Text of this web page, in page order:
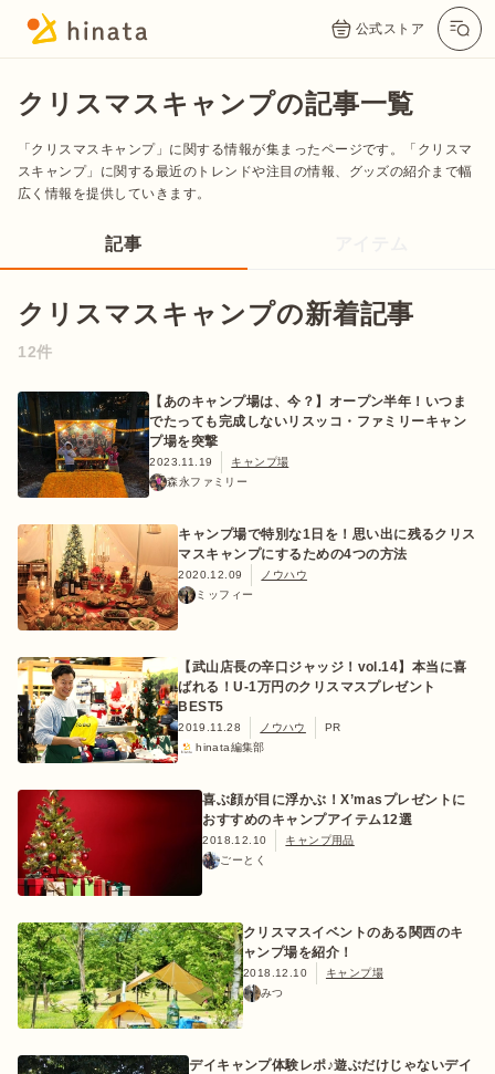
公式ストア
クリスマスキャンプの記事一覧
「クリスマスキャンプ」に関する情報が集まったページです。「クリスマ
スキャンプ」に関する最近のトレンドや注目の情報、グッズの紹介まで幅
広く情報を提供していきます。
記事
クリスマスキャンプの新着記事
12件
【あのキャンプ場は、今？】オープン半年！いつま
でたっても完成しないリスッコ・ファミリーキャン
プ場を突撃
2023.11.19
キャンプ場
森永ファミリー
キャンプ場で特別な1日を！思い出に残るクリス
マスキャンプにするための4つの方法
2020.12.09
ノウハウ
ミッフィー
【武山店長の辛口ジャッジ！vol.14】本当に喜
ばれる！U-1万円のクリスマスプレゼント
BEST5
2019.11.28 ノウハウ
PR
hinata編集部
喜ぶ顔が目に浮かぶ！X’masプレゼントに
おすすめのキャンプアイテム12選
2018.12.10
キャンプ用品
ごーとく
クリスマスイベントのある関西のキ
ャンプ場を紹介！
2018.12.10
キャンプ場
みつ
デイキャンプ体験レポ♪遊ぶだけじゃないデイ
公式App Twitter Instagram LINE
公式オンラインストア
おすすめ特集
キャンプ用品
キャンプ場
料理
how to
初めての方